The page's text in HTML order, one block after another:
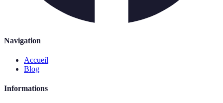
Navigation
Accueil
Blog
Informations